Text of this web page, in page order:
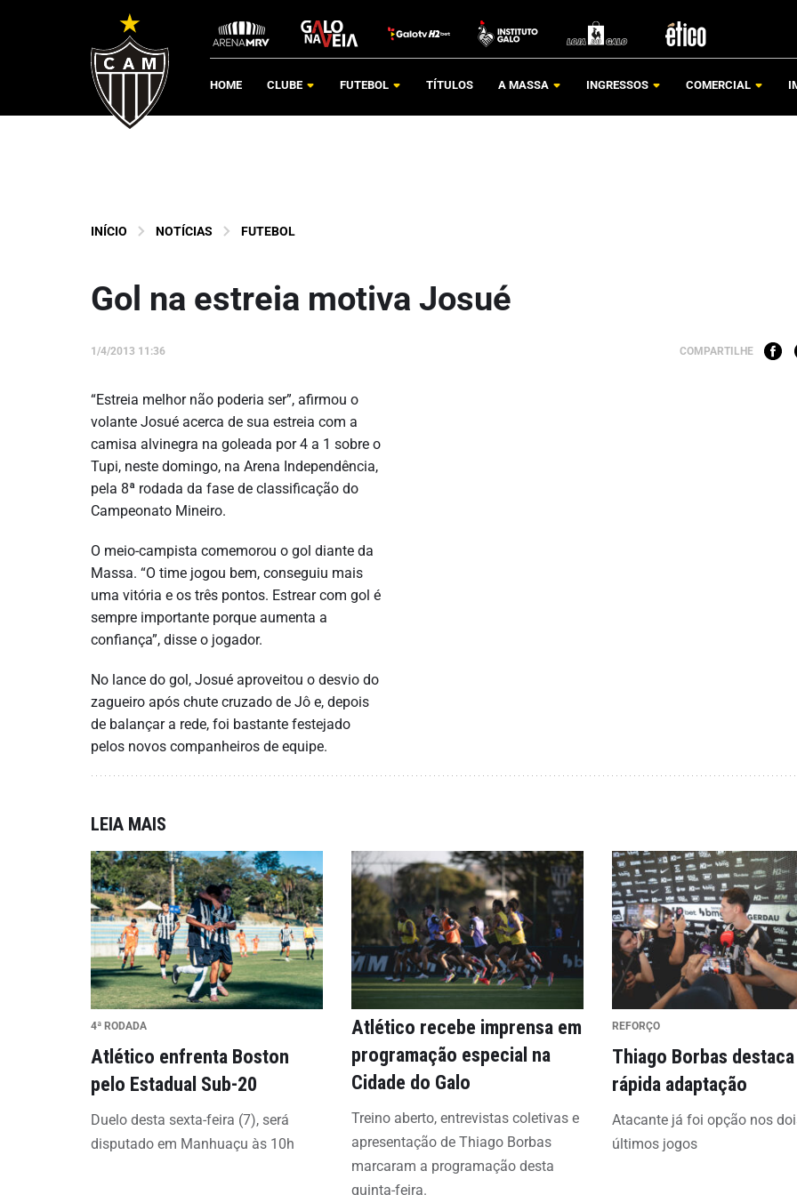
HOME CLUBE FUTEBOL TÍTULOS A MASSA INGRESSOS COMERCIAL
INÍCIO NOTÍCIAS FUTEBOL
Gol na estreia motiva Josué
1/4/2013 11:36 COMPARTILHE
“Estreia melhor não poderia ser”, afirmou o
volante Josué acerca de sua estreia com a
camisa alvinegra na goleada por 4 a 1 sobre o
Tupi, neste domingo, na Arena Independência,
pela 8ª rodada da fase de classificação do
Campeonato Mineiro.
O meio-campista comemorou o gol diante da
Massa. “O time jogou bem, conseguiu mais
uma vitória e os três pontos. Estrear com gol é
sempre importante porque aumenta a
confiança”, disse o jogador.
No lance do gol, Josué aproveitou o desvio do
zagueiro após chute cruzado de Jô e, depois
de balançar a rede, foi bastante festejado
pelos novos companheiros de equipe.
LEIA MAIS
4ª RODADA
Atlético enfrenta Boston
pelo Estadual Sub-20
Duelo desta sexta-feira (7), será
disputado em Manhuaçu às 10h
Atlético recebe imprensa em
programação especial na
Cidade do Galo
Treino aberto, entrevistas coletivas e
apresentação de Thiago Borbas
marcaram a programação desta
quinta-feira.
REFORÇO
Thiago Borbas destaca
rápida adaptação
Atacante já foi opção nos
últimos jogos